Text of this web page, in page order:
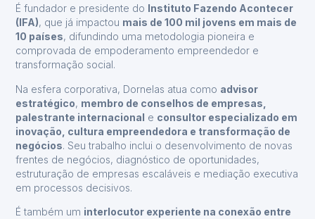
É fundador e presidente do Instituto Fazendo Acontecer
(IFA), que já impactou mais de 100 mil jovens em mais de
10 países, difundindo uma metodologia pioneira e
comprovada de empoderamento empreendedor e
transformação social.
Na esfera corporativa, Dornelas atua como advisor
estratégico, membro de conselhos de empresas,
palestrante internacional e consultor especializado em
inovação, cultura empreendedora e transformação de
negócios. Seu trabalho inclui o desenvolvimento de novas
frentes de negócios, diagnóstico de oportunidades,
estruturação de empresas escaláveis e mediação executiva
em processos decisivos.
É também um interlocutor experiente na conexão entre